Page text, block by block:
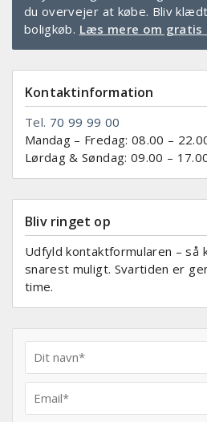
du overvejer at købe. Bliv
boligkøb. Læs mere om gratis
Kontaktinformation
Tel. 70 99 99 00
Mandag – Fredag: 08.00 –
Lørdag & Søndag: 09.00 –
Bliv ringet op
Udfyld kontaktformularen – så
snarest muligt. Svartiden er
time.